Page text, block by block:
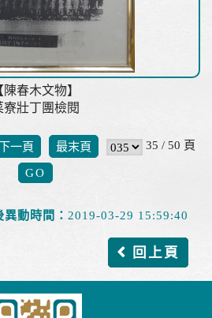
陳春木文物】
寮壯丁團檢閱
一頁 最末頁 35 / 50 頁
異動時間： 2019-03-29 15:59:40
回上頁